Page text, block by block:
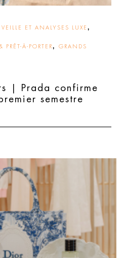
ET ANALYSES LUXE ,
À-PORTER, GRANDS
| Prada confirme
semestre